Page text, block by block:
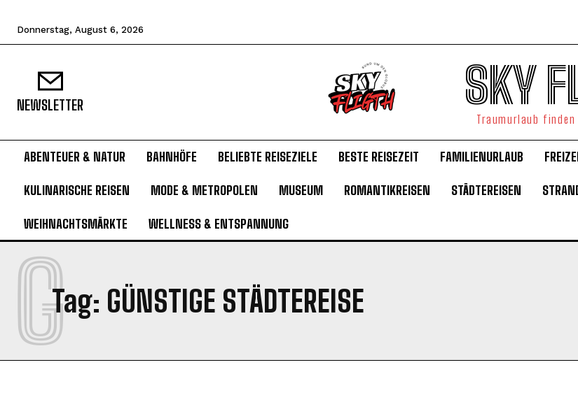
Donnerstag, August 6, 2026
NEWSLETTER SKY
Traumurlaub
ABENTEUER & NATUR BAHNHÖFE BELIEBTE REISEZIELE BESTE REISEZEIT FAMILIENURLAUB
KULINARISCHE REISEN MODE & METROPOLEN MUSEUM ROMANTIKREISEN STÄDTEREISEN
WEIHNACHTSMÄRKTE WELLNESS & ENTSPANNUNG
Tag: GÜNSTIGE STÄDTEREISE
G